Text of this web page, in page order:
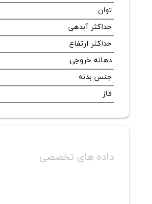
توان
حداکثر آبدهی
حداکثر ارتفاع
دهانه خروجی
جنس بدنه
فاز
داده های تخصصی